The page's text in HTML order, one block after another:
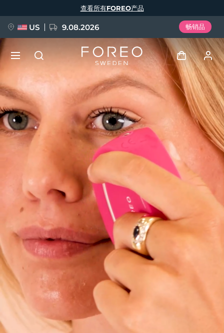
查看所有FOREO产品
US 9.08.2026 畅销品
登录
用户信息
我的设备
我的订单
我的地址
我的订阅
新品
FAQ™ Pure Beauty-Tech Elixir
BREAKING NEWS
issa™ Teeth Whitening Set
FAQ™ Dual LED Panel
热门产品
语言
English Deutsch
Español
Italiano
Português
Svenska
Русский
Türkçe
简体中文
发货国家
美国 预计送达日期
英国 预计送达日期
西班牙